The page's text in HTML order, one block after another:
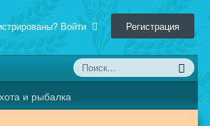
Войти Регистрация
и рыбалка